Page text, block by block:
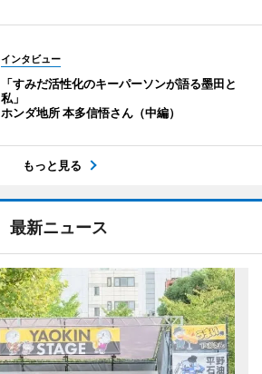
インタビュー
「すみだ活性化のキーパーソンが語る墨田と
私」
ホンダ地所 本多信悟さん（中編）
もっと見る
最新ニュース